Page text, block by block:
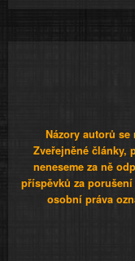
Názory autorů
Zveřejněné články,
neneseme za ně
příspěvků za
osobní práva